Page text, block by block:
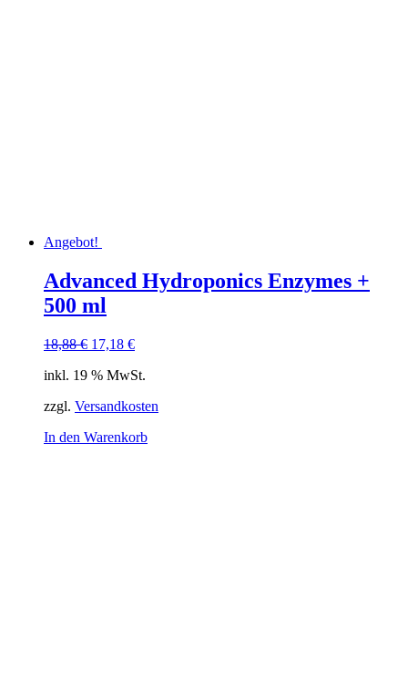
Angebot!
Advanced Hydroponics Enzymes +
500 ml
18,88€ Ursprünglicher
war:
17,18 €Aktueller
ist:
inkl. 19 % MwSt.
zzgl. Versandkosten
In den Warenkorb